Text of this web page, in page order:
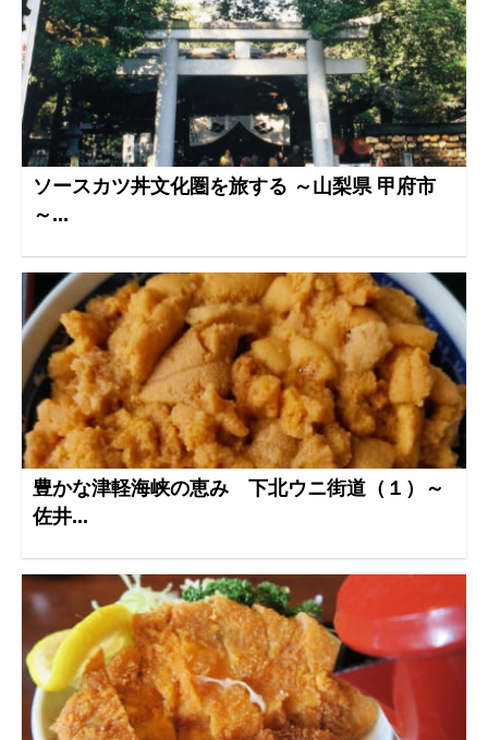
ソースカツ丼文化圏を旅する ～山梨県 甲府市
～...
豊かな津軽海峡の恵み 下北ウニ街道（１）～
佐井...